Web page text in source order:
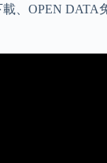
、OPEN